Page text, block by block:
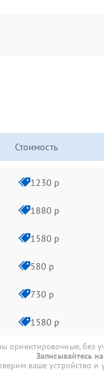
Стоимость
1230 р
1880 р
1580 р
580 р
730 р
1580 р
ориентировочные, без
Записывайтесь
ваше устройство и